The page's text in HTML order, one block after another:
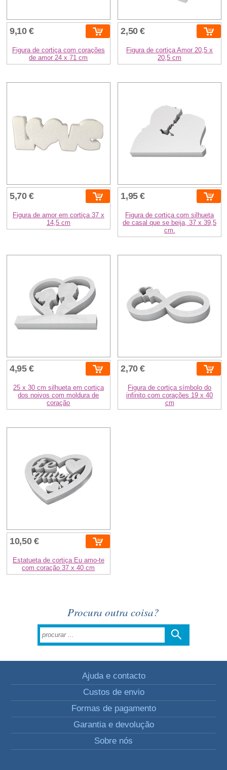
9,10 €
Figura de cortiça com corações
de amor 24 x 71 cm
2,50 €
Figura de cortiça Amor 20,5 x
20,5 cm
5,70 €
Figura de amor em cortiça 37 x
14,5 cm
1,95 €
Figura de cortiça com silhueta
de casal que se beija, 37 x 39,5
cm.
4,95 €
25 x 30 cm silhueta em cortiça
dos noivos com moldura de
coração
2,70 €
Figura de cortiça símbolo do
infinito com corações 19 x 40
cm
10,50 €
Estatueta de cortiça Eu amo-te
com coração 37 x 40 cm
Procura outra coisa?
Ajuda e contacto
Custos de envio
Formas de pagamento
Garantia e devolução
Sobre nós